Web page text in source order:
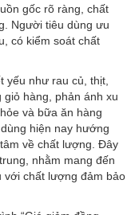
gốc rõ ràng, chất
Người tiêu dùng ưu
có kiểm soát chất
yếu như rau củ, thịt,
hàng, phản ánh xu
và bữa ăn hàng
hiện nay hướng
về chất lượng. Đây
nhằm mang đến
với chất lượng đảm bảo